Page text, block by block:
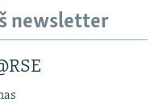
newsletter